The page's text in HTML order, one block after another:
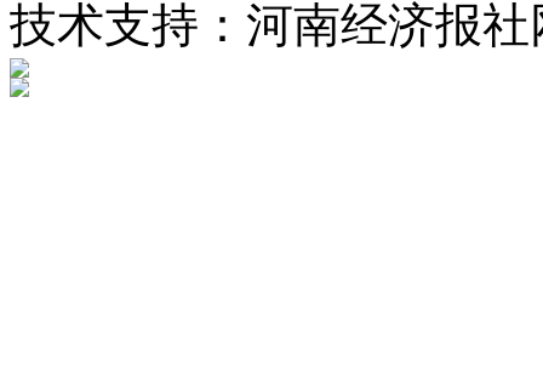
技术支持：河南经济报社